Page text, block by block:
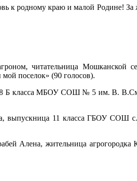
родному краю и малой Родине! За
читательница Мошканской
мой поселок» (90 голосов).
Б класса МБОУ СОШ № 5 им. В.
11 класса ГБОУ СОШ с.
Алена, жительница агрогородка